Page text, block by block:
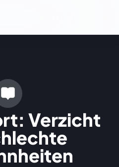
Verzicht